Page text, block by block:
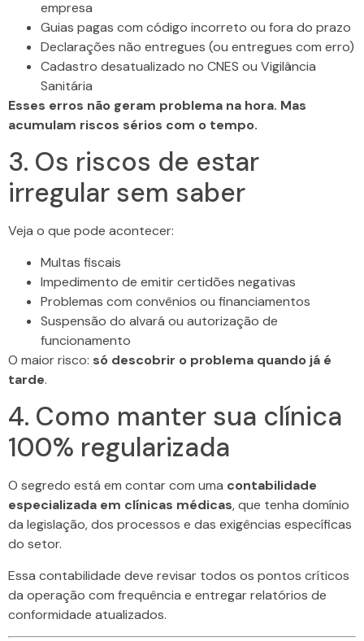
empresa
Guias pagas com código incorreto ou fora do prazo
Declarações não entregues (ou entregues com erro)
Cadastro desatualizado no CNES ou Vigilância
Sanitária
Esses erros não geram problema na hora. Mas
acumulam riscos sérios com o tempo.
3. Os riscos de estar
irregular sem saber
Veja o que pode acontecer:
Multas fiscais
Impedimento de emitir certidões negativas
Problemas com convênios ou financiamentos
Suspensão do alvará ou autorização de
funcionamento
O maior risco: só descobrir o problema quando já é
tarde.
4. Como manter sua clínica
100% regularizada
O segredo está em contar com uma contabilidade
especializada em clínicas médicas, que tenha domínio
da legislação, dos processos e das exigências específicas
do setor.
Essa contabilidade deve revisar todos os pontos críticos
da operação com frequência e entregar relatórios de
conformidade atualizados.